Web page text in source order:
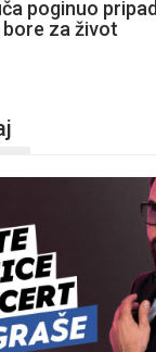
poginuo
bore za život